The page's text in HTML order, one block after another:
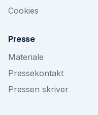
Cookies
Presse
Materiale
Pressekontakt
Pressen skriver